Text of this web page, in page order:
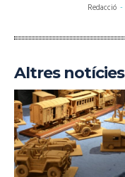
Redacció -
Altres notícies